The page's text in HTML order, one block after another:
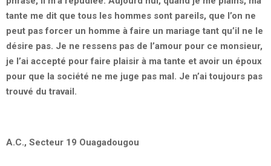
tante me dit que tous les hommes sont pareils, que l’on ne
peut pas forcer un homme à faire un mariage tant qu’il ne le
désire pas. Je ne ressens pas de l’amour pour ce monsieur,
je l’ai accepté pour faire plaisir à ma tante et avoir un époux
pour que la société ne me juge pas mal. Je n’ai toujours pas
trouvé du travail.
A.C., Secteur 19 Ouagadougou